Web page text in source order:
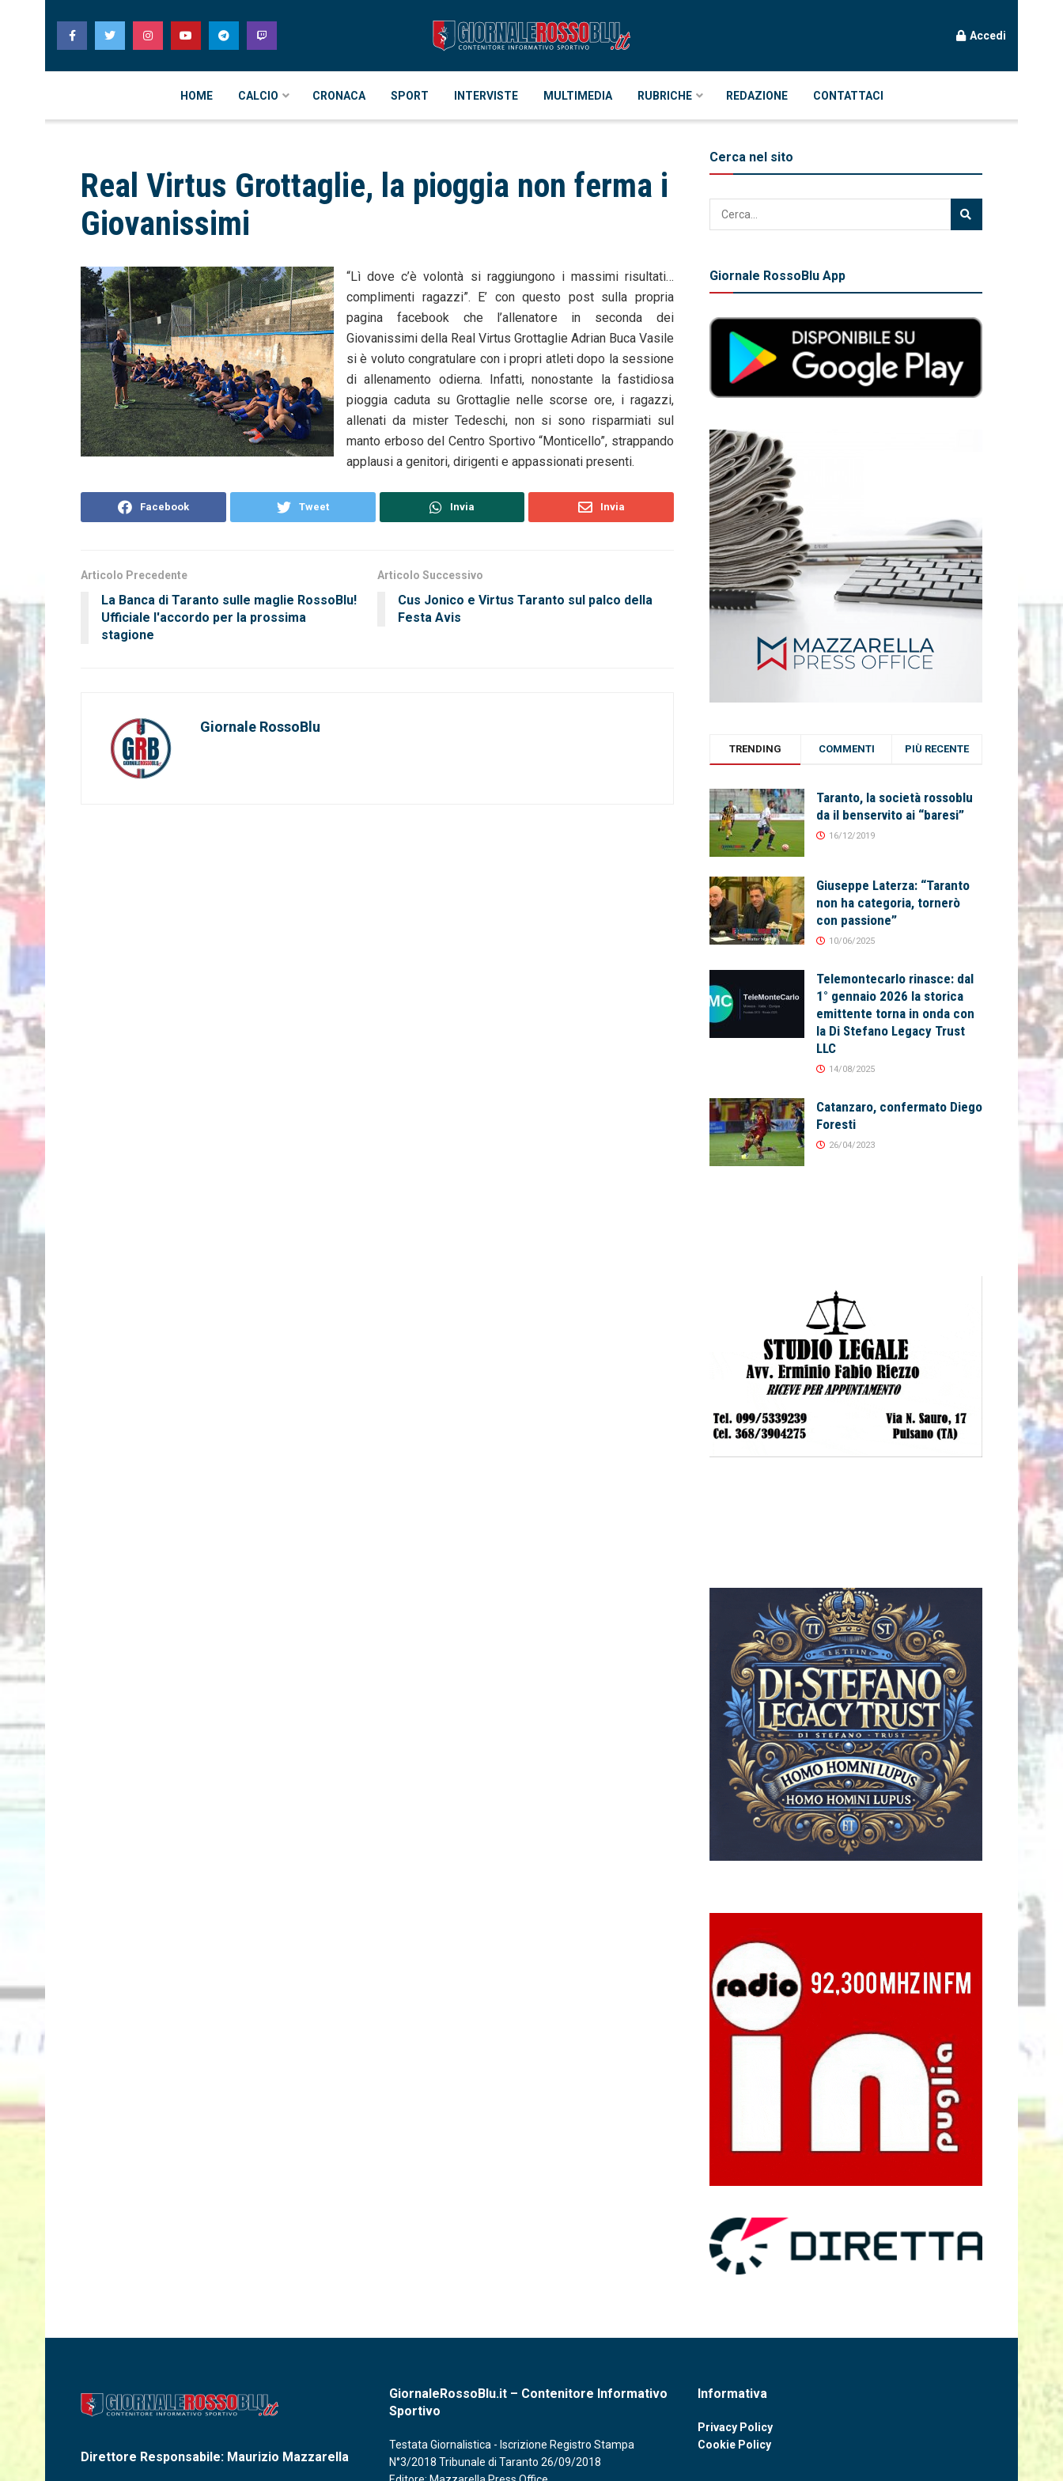
Accedi
HOME CALCIO CRONACA SPORT INTERVISTE MULTIMEDIA RUBRICHE REDAZIONE CONTATTACI
Real Virtus Grottaglie, la pioggia non ferma i
Giovanissimi
“Lì dove c’è volontà si raggiungono i massimi risultati…
complimenti ragazzi”. E’ con questo post sulla propria
pagina facebook che l’allenatore in seconda dei
Giovanissimi della Real Virtus Grottaglie Adrian Buca Vasile
si è voluto congratulare con i propri atleti dopo la sessione
di allenamento odierna. Infatti, nonostante la fastidiosa
pioggia caduta su Grottaglie nelle scorse ore, i ragazzi,
allenati da mister Tedeschi, non si sono risparmiati sul
manto erboso del Centro Sportivo “Monticello”, strappando
applausi a genitori, dirigenti e appassionati presenti.
Facebook Tweet Invia Invia
Articolo Precedente
La Banca di Taranto sulle maglie RossoBlu!
Ufficiale l'accordo per la prossima
stagione
Articolo Successivo
Cus Jonico e Virtus Taranto sul palco della
Festa Avis
Giornale RossoBlu
Cerca nel sito
Giornale RossoBlu App
TRENDING COMMENTI PIÙ RECENTE
Taranto, la società rossoblu
da il benservito ai “baresi”
16/12/2019
Giuseppe Laterza: “Taranto
non ha categoria, tornerò
con passione”
10/06/2025
Telemontecarlo rinasce: dal
1° gennaio 2026 la storica
emittente torna in onda con
la Di Stefano Legacy Trust
LLC
14/08/2025
Catanzaro, confermato Diego
Foresti
26/04/2023
Direttore Responsabile: Maurizio Mazzarella
GiornaleRossoBlu.it – Contenitore Informativo
Sportivo
Testata Giornalistica - Iscrizione Registro Stampa
N°3/2018 Tribunale di Taranto 26/09/2018
Informativa
Privacy Policy
Cookie Policy